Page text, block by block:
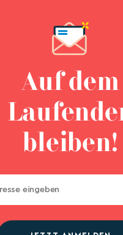
Auf dem
bleiben!